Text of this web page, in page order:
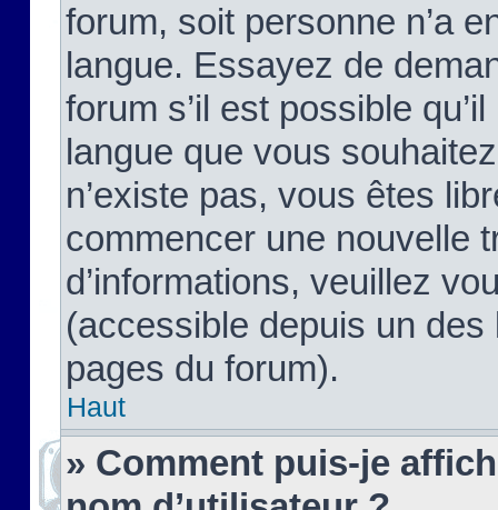
forum, soit personne n’a
langue. Essayez de
forum s’il est possible
langue que vous
n’existe pas, vous êtes
commencer une nouvelle
d’informations, veuillez
(accessible depuis un
pages du forum).
Haut
» Comment puis-je